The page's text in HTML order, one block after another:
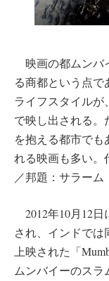
映画の都ムンバ
る商都という点
ライフスタイルが
で映し出される
を抱える都市で
れる映画も多い。
／邦題：サラーム
2012年10月12
され、インドでは
上映された「
ムンバイーのスラ